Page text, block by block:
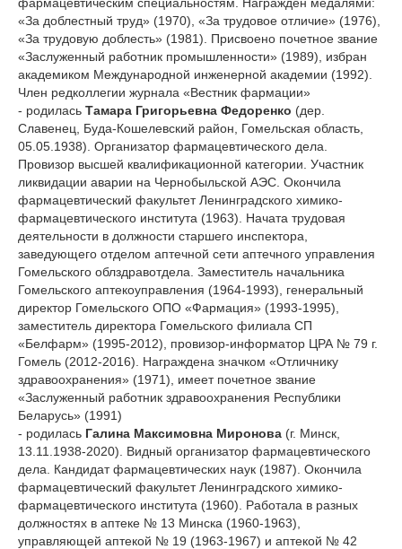
«За доблестный труд» (1970), «За трудовое отличие» (1976),
«За трудовую доблесть» (1981). Присвоено почетное звание
«Заслуженный работник промышленности» (1989), избран
академиком Международной инженерной академии (1992).
Член редколлегии журнала «Вестник фармации»
- родилась Тамара Григорьевна Федоренко (дер.
Славенец, Буда-Кошелевский район, Гомельская область,
05.05.1938). Организатор фармацевтического дела.
Провизор высшей квалификационной категории. Участник
ликвидации аварии на Чернобыльской АЭС. Окончила
фармацевтический факультет Ленинградского химико-
фармацевтического института (1963). Начата трудовая
деятельности в должности старшего инспектора,
заведующего отделом аптечной сети аптечного управления
Гомельского облздравотдела. Заместитель начальника
Гомельского аптекоуправления (1964-1993), генеральный
директор Гомельского ОПО «Фармация» (1993-1995),
заместитель директора Гомельского филиала СП
«Белфарм» (1995-2012), провизор-информатор ЦРА № 79 г.
Гомель (2012-2016). Награждена значком «Отличнику
здравоохранения» (1971), имеет почетное звание
«Заслуженный работник здравоохранения Республики
Беларусь» (1991)
- родилась Галина Максимовна Миронова (г. Минск,
13.11.1938-2020). Видный организатор фармацевтического
дела. Кандидат фармацевтических наук (1987). Окончила
фармацевтический факультет Ленинградского химико-
фармацевтического института (1960). Работала в разных
должностях в аптеке № 13 Минска (1960-1963),
управляющей аптекой № 19 (1963-1967) и аптекой № 42